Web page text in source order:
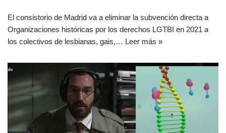
El consistorio de Madrid va a eliminar la subvención directa a
Organizaciones históricas por los derechos LGTBI en 2021 a
los colectivos de lesbianas, gais,… Leer más »